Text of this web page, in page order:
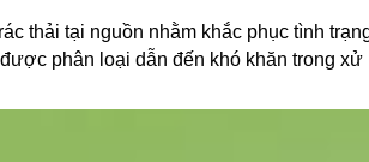
thải tại nguồn nhằm khắc phục tình
phân loại dẫn đến khó khăn trong xử